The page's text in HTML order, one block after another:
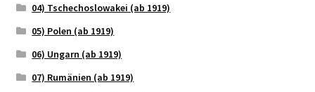
04) Tschechoslowakei (ab 1919)
05) Polen (ab 1919)
06) Ungarn (ab 1919)
07) Rumänien (ab 1919)